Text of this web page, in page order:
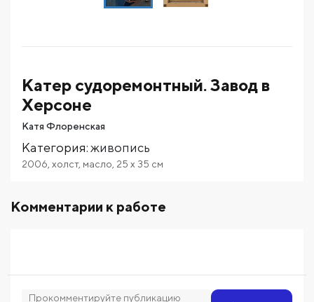
Катер судоремонтный. Завод в
Херсоне
Катя Флоренская
Категория:живопись
2006 холст, масло 25 x 35 см
Комментарии к работе